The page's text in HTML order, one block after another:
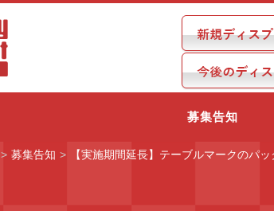
募集告知
募集告知 【実施期間延長】テーブルマークのパ